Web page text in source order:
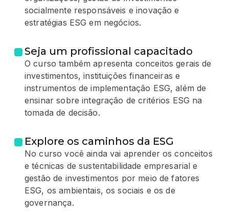
socialmente responsáveis e inovação e
estratégias ESG em negócios.
Seja um profissional capacitado
O curso também apresenta conceitos gerais de
investimentos, instituições financeiras e
instrumentos de implementação ESG, além de
ensinar sobre integração de critérios ESG na
tomada de decisão.
Explore os caminhos da ESG
No curso você ainda vai aprender os conceitos
e técnicas de sustentabilidade empresarial e
gestão de investimentos por meio de fatores
ESG, os ambientais, os sociais e os de
governança.